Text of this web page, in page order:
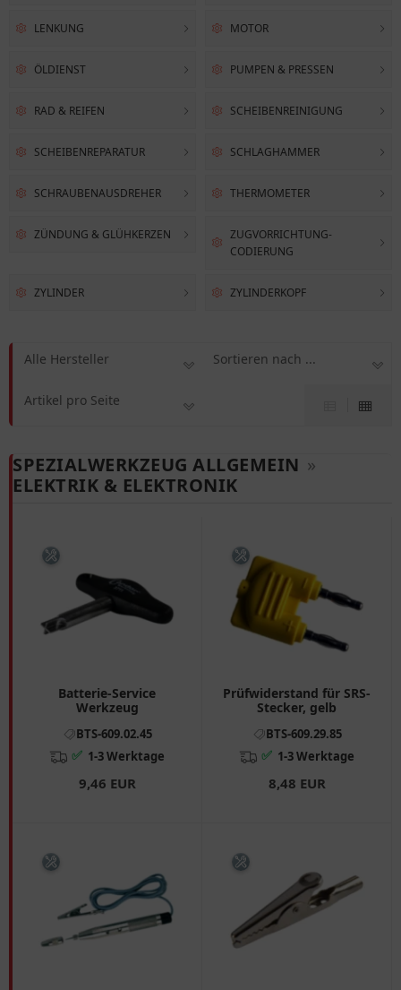
LENKUNG MOTOR
ÖLDIENST PUMPEN & PRESSEN
RAD & REIFEN SCHEIBENREINIGUNG
SCHEIBENREPARATUR SCHLAGHAMMER
SCHRAUBENAUSDREHER THERMOMETER
ZÜNDUNG & GLÜHKERZEN
ZUGVORRICHTUNG-
CODIERUNG
ZYLINDER ZYLINDERKOPF
Alle Hersteller Sortieren nach ...
Artikel pro Seite
SPEZIALWERKZEUG ALLGEMEIN »
ELEKTRIK & ELEKTRONIK
Batterie-Service
Werkzeug
BTS-609.02.45
✅ 1-3 Werktage
9,46 EUR
Prüfwiderstand für SRS-
Stecker, gelb
BTS-609.29.85
✅ 1-3 Werktage
8,48 EUR